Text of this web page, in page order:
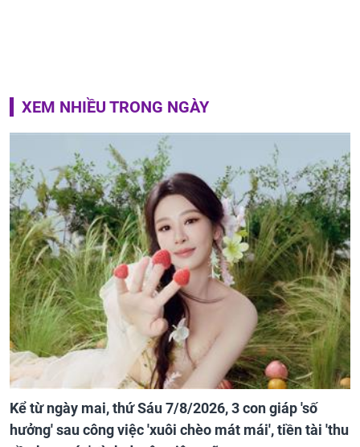
XEM NHIỀU TRONG NGÀY
Kể từ ngày mai, thứ Sáu 7/8/2026, 3 con giáp 'số
hưởng' sau công việc 'xuôi chèo mát mái', tiền tài 'thu